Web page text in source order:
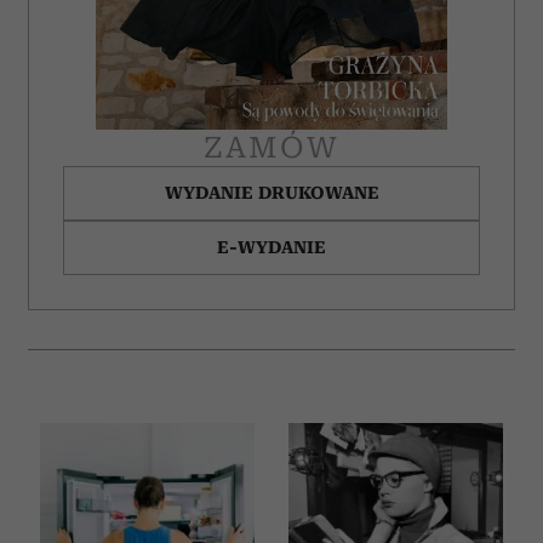
otrzymanymi od Ciebie lub uzyskanymi podczas
korzystania z ich usług.
ZAMÓW
WYDANIE DRUKOWANE
E-WYDANIE